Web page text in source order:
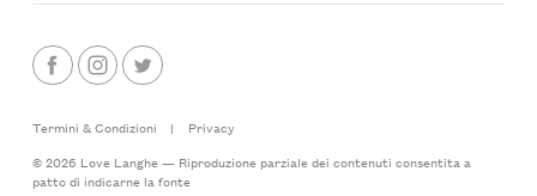
Termini & Condizioni |
Privacy
© 2026 Love Langhe — Riproduzione parziale dei contenuti consentita a
patto di indicarne la fonte